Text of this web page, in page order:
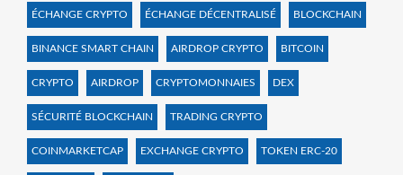
ÉCHANGE CRYPTO ÉCHANGE DÉCENTRALISÉ BLOCKCHAIN
BINANCE SMART CHAIN AIRDROP CRYPTO BITCOIN
CRYPTO AIRDROP CRYPTOMONNAIES DEX
SÉCURITÉ BLOCKCHAIN TRADING CRYPTO
COINMARKETCAP EXCHANGE CRYPTO TOKEN ERC-20